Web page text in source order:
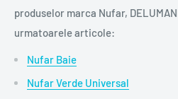
produselor marca Nufar,
urmatoarele articole:
Nufar Baie
Nufar Verde Universal